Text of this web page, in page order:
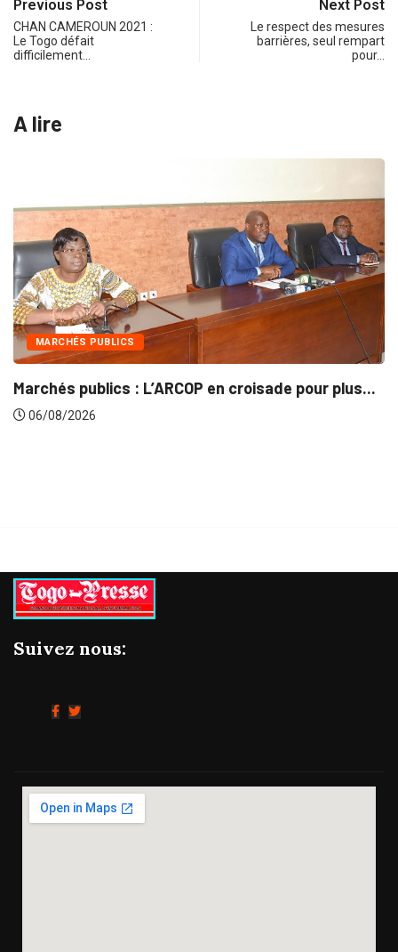
Previous Post
CHAN CAMEROUN 2021 :
Le Togo défait
difficilement…
Next Post
Le respect des mesures
barrières, seul rempart
pour…
A lire
pour plus...
INTÉGRATION RÉGIONALE
Gestion concertée et durable
Suivez nous: